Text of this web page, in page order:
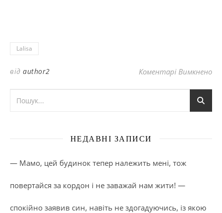
Lalisa
від author2 Коментарі Вимкненодо
НЕДАВНІ ЗАПИСИ
— Мамо, цей будинок тепер належить мені, тож
повертайся за кордон і не заважай нам жити! —
спокійно заявив син, навіть не здогадуючись, із якою